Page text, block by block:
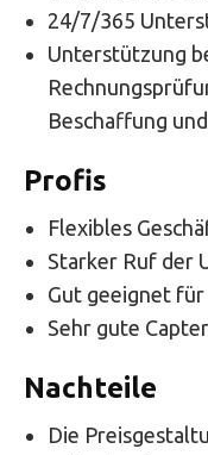
24/7/365
Unterstützung
Beschaffung
Profis
Flexibles
Starker Ruf der
Gut geeignet
Sehr gute
Nachteile
Die